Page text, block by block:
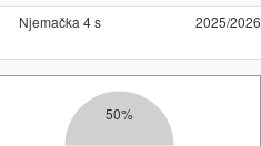
Njemačka 4 s 2025/2026
50%